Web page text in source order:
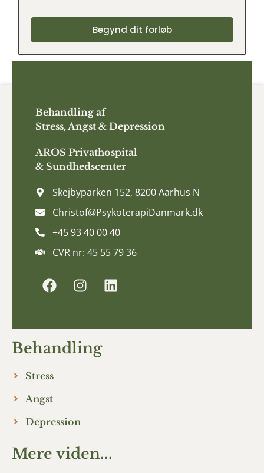
Begynd dit forløb
Behandling af
Stress, Angst & Depression
AROS Privathospital
& Sundhedscenter
Skejbyparken 152, 8200 Aarhus N
Christof@PsykoterapiDanmark.dk
+45 93 40 00 40
CVR nr: 45 55 79 36
Behandling
Stress
Angst
Depression
Mere viden...